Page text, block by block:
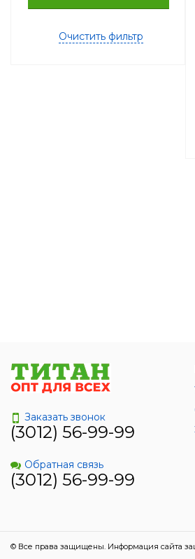
Очистить фильтр
Заказать звонок
(3012) 56-99-99
Обратная связь
(3012) 56-99-99
© Все права защищены. Информация сайта